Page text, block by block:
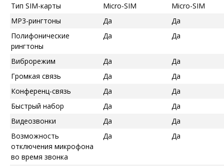
Тип SIM-карты Micro-SIM
Micro-SIM
MP3-рингтоны
Да
Да
Полифонические
рингтоны
Да Да
Виброрежим Да
Да
Громкая связь
Да
Да
Конференц-связь
Да
Да
Быстрый набор
Да
Да
Видеозвонки
Да
Да
Возможность
отключения микрофона
во время звонка
Да Да